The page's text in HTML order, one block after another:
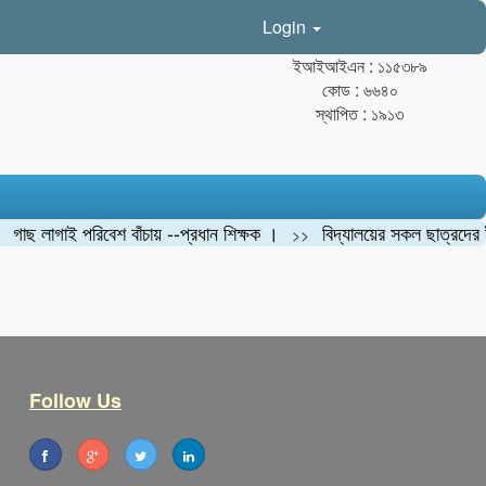
Login
ইআইআইএন : ১১৫৩৮৯
কোড : ৬৬৪০
স্থাপিত : ১৯১৩
লাগাই পরিবেশ বাঁচায় --প্রধান শিক্ষক ।>>বিদ্যালয়ের সকল ছাত্রদের
Follow Us